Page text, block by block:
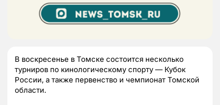
В воскресенье в Томске состоится несколько
турниров по кинологическому спорту — Кубок
России, а также первенство и чемпионат Томской
области.